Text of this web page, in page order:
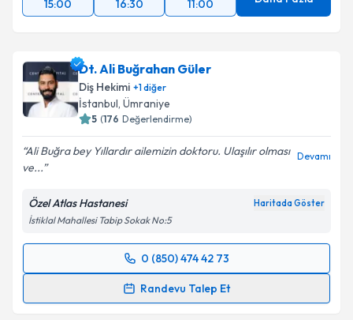
15:00 16:30 11:00
Dt. Ali Buğrahan Güler
Diş Hekimi +1diğer
İstanbul, Ümraniye
5 (176 Değerlendirme)
Ali Buğra bey Yıllardır ailemizin doktoru. Ulaşılır olması
ve...
Devamı
Özel Atlas Hastanesi Haritada Göster
İstiklal Mahallesi Tabip Sokak No:5
0 (850) 474 42 73
Randevu Talep Et
Randevu Takvimi Talebi